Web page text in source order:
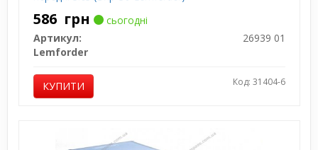
586 грн
сьогодні
Артикул:
26939 01
Lemforder
КУПИТИ Код: 31404-6